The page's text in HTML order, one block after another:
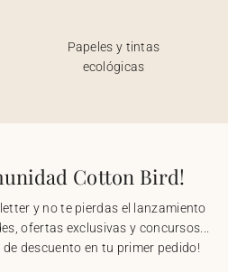
Papeles y tintas
ecológicas
Cotton Bird!
y no te pierdas el lanzamiento
ofertas exclusivas y concursos...
de descuento en tu primer pedido!